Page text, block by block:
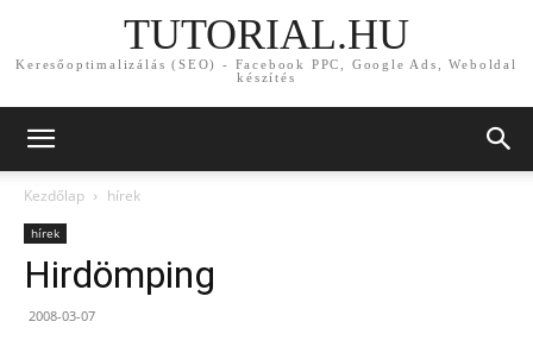
TUTORIAL.HU
Keresőoptimalizálás (SEO) - Facebook PPC, Google Ads, Weboldal
készítés
Kezdőlap hírek
hírek
Hirdömping
2008-03-07